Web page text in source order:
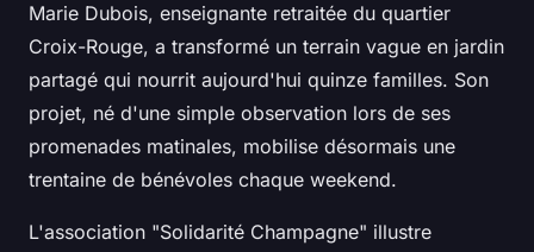
Marie Dubois, enseignante retraitée du quartier
Croix-Rouge, a transformé un terrain vague en jardin
partagé qui nourrit aujourd'hui quinze familles. Son
projet, né d'une simple observation lors de ses
promenades matinales, mobilise désormais une
trentaine de bénévoles chaque weekend.
L'association "Solidarité Champagne" illustre